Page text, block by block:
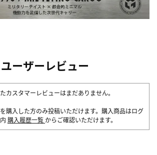
ユーザーレビュー
カスタマーレビューはまだありません。
購入した方のみ投稿いただけます。購入商品はログ
購入履歴一覧 からご確認いただけます。